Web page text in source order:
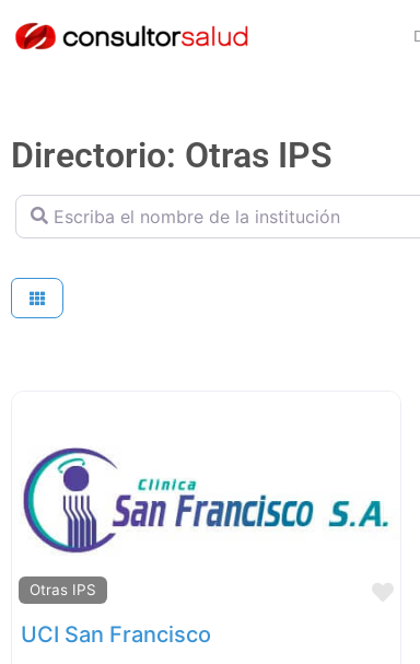
Directorio: Otras IPS
Escriba el nombre de la institución
Otras IPS
UCI San Francisco